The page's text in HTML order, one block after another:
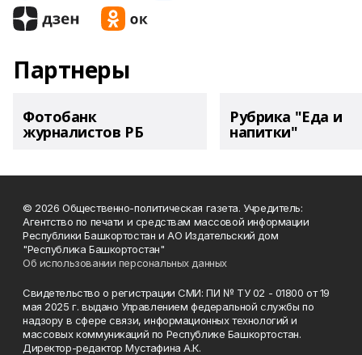
Партнеры
Фотобанк
журналистов РБ
Рубрика "Еда и
напитки"
© 2026 Общественно-политическая газета. Учредитель:
Агентство по печати и средствам массовой информации
Республики Башкортостан и АО Издательский дом
"Республика Башкортостан"
Об использовании персональных данных
Свидетельство о регистрации СМИ: ПИ № ТУ 02 - 01800 от 19
мая 2025 г. выдано Управлением федеральной службы по
надзору в сфере связи, информационных технологий и
массовых коммуникаций по Республике Башкортостан.
Директор-редактор Мустафина А.К.